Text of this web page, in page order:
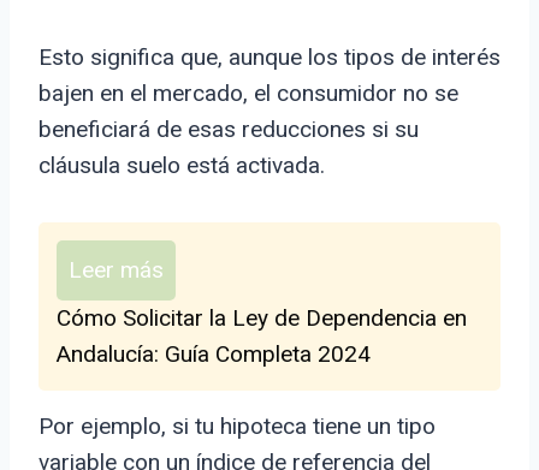
Esto significa que, aunque los tipos de interés
bajen en el mercado, el consumidor no se
beneficiará de esas reducciones si su
cláusula suelo está activada.
Leer más
Cómo Solicitar la Ley de Dependencia en
Andalucía: Guía Completa 2024
Por ejemplo, si tu hipoteca tiene un tipo
variable con un índice de referencia del